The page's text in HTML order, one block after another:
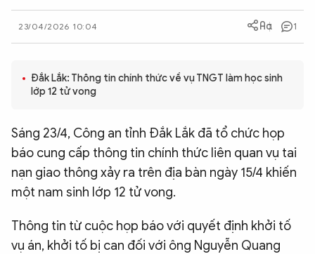
VĂN HÓA - THỂ THAO
ĐA PHƯƠNG TIỆN
Video Ảnh
Infographic
23/04/2026 10:04 1
Đắk Lắk: Thông tin chính thức về vụ TNGT làm học sinh
lớp 12 tử vong
Sáng 23/4, Công an tỉnh Đắk Lắk đã tổ chức họp
báo cung cấp thông tin chính thức liên quan vụ tai
nạn giao thông xảy ra trên địa bàn ngày 15/4 khiến
một nam sinh lớp 12 tử vong.
Thông tin từ cuộc họp báo với quyết định khởi tố
vụ án, khởi tố bị can đối với ông Nguyễn Quang